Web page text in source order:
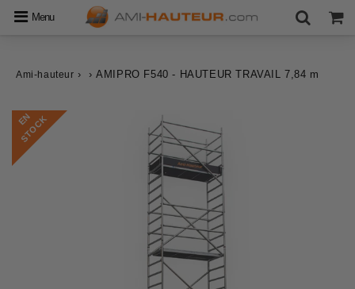
Menu
Ami-hauteur › › AMIPRO F540 - HAUTEUR TRAVAIL 7,84 m
E
N
S
T
O
C
K